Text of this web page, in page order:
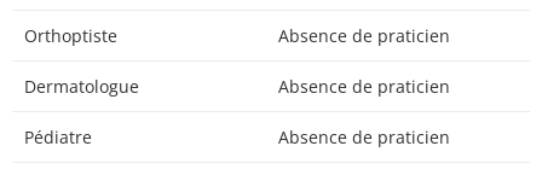
Orthoptiste Absence de praticien
Dermatologue Absence de praticien
Pédiatre Absence de praticien